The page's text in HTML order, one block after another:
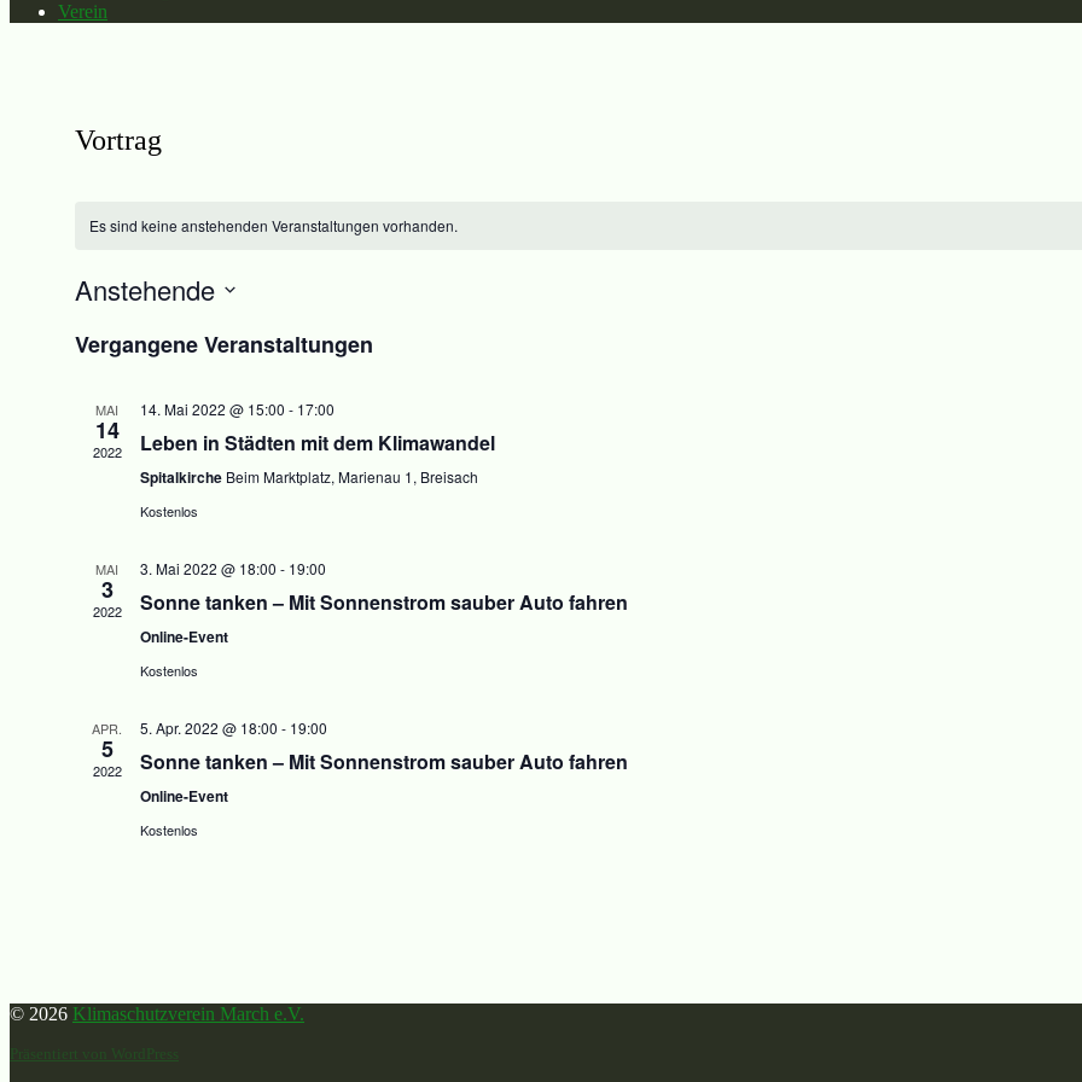
Verein
Vortrag
Es sind keine anstehenden Veranstaltungen vorhanden.
Anstehende
wählen.
Vergangene Veranstaltungen
MAI
14
2022
14. Mai 2022 @ 15:00 - 17:00
Leben in Städten mit dem Klimawandel
Spitalkirche Beim Marktplatz, Marienau 1, Breisach
Kostenlos
MAI
3
2022
3. Mai 2022 @ 18:00 - 19:00
Sonne tanken – Mit Sonnenstrom sauber Auto fahren
Online-Event
Kostenlos
APR.
5
2022
5. Apr. 2022 @ 18:00 - 19:00
Sonne tanken – Mit Sonnenstrom sauber Auto fahren
Online-Event
Kostenlos
© 2026 Klimaschutzverein March e.V.
Präsentiert von WordPress